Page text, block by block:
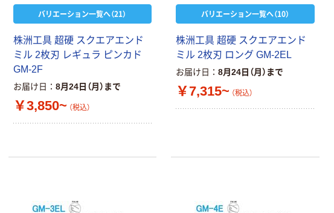
バリエーション一覧へ（21）
株洲工具 超硬 スクエアエンド
ミル 2枚刃 レギュラ ピンカド
GM-2F
お届け日 8月24日（月）まで
￥3,850~ （税込）
バリエーション一覧へ（10）
株洲工具 超硬 スクエアエンド
ミル 2枚刃 ロング GM-2EL
お届け日 8月24日（月）まで
￥7,315~ （税込）
リー 伊右
「お茶、どう
（税込）
ル プラス
グローブ
（パウダ
ニチバン セロテ
ープ 大巻
￥124~
アスクル セロハ
ム INSTAX MINI
WW2
（税込）
本気プライス
トイレットペー